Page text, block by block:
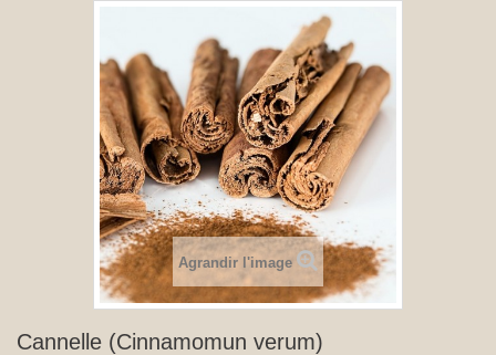
Agrandir l'image
Cannelle (Cinnamomun verum)